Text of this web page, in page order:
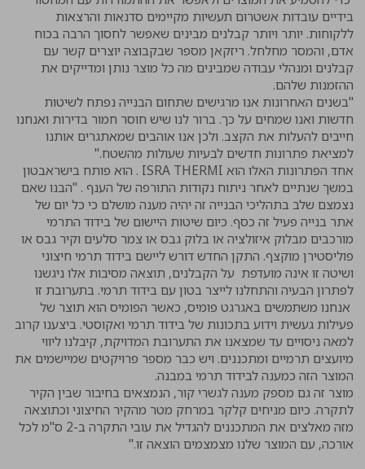
בידיים עובדות אשטרום תעשיות מקיימים סדנאות והרצאות
ללקוחות. יותר ויותר קבלנים מבינים שאפשר לחסוך הרבה בכוח
אדם, והמסר מחלחל. ריזקאן מספר שבקבוצה יוצרים קשר עם
קבלנים ומנהלי עבודה שמבינים מה כל מוצר נותן ומדייקים את
ההזמנות שלהם.
"בשנים האחרונות אנו מרגישים שתחום הבנייה נפתח לשיטות
חדשות ואנו שמחים על כך. ברור לנו שיש חוסר חמור בדירות ואנחנו
חייבים להעלות את הקצב. ולכן אנו אוהבים שמאתגרים אותנו
למציאת פתרונות חדשים לבעיות שעולות מהשטח."
אחד הפתרונות האלו הוא ISRA THERMI . הוא פותח בישראבטון
במשך שנתיים לאחר ניתוח נקודות התורפה של הענף . "הבנו שאם
נצמצם שלב בתהליכי הבנייה זה יהיה מענה מושלם כי כל יום של
אתר בנייה פעיל זה כסף. כיום שיטות היישום של בידוד התרמי
מורכבים מבלוק איזולציה או בלוק גבס או צמר סלעים וקיר גבס או
פוליסטירן מוקצף. התקן החדש דורש ליישם בידוד תרמי חיצוני
ושיטה זו אינה מועדפת על הקבלנים, תוצאה מסיבות אלו ניגשנו
לפתרון הבעיה והתחלנו לייצר בטון עם בידוד תרמי. בתערובת זו
אנחנו משתמשים באגרגט פומיס, כאשר הפומיס הוא תוצר של
פעילות געשית וידוע בתכונות של בידוד תרמי ואקוסטי. ביצענו קרוב
למאה ניסויים עד שמצאנו את התערובת המדויקת, קיבלנו ליווי
מיועצים תרמיים ומתכננים. ויש כבר מספר פרויקטים שמיישמים את
המוצר הזה כמענה לבידוד תרמי במבנה.
מוצר זה גם מספק מענה לגשרי קור, הנמצאים בחיבור שבין הקיר
לתקרה. כיום מניחים קלקר במרחק מטר מהקיר החיצוני וכתוצאה
מזה מאלצים את המתכננים להגדיל את עובי התקרה ב-2 ס"מ לכל
אורכה, עם המוצר שלנו מצמצמים הוצאה זו."